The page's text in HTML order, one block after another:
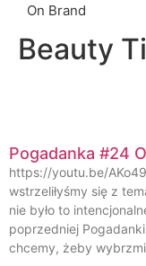
On Brand
Beauty
Pogadanka #24
https://youtu.be/
wstrzeliłyśmy się z
nie było to
poprzedniej
chcemy, żeby